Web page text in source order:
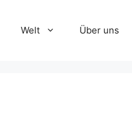
Welt Über uns